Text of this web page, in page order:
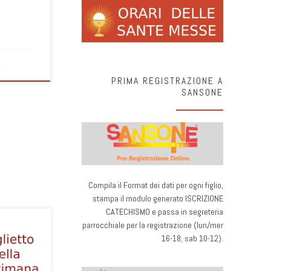
PRIMA REGISTRAZIONE A
SANSONE
Compila il Format dei dati per ogni figlio,
stampa il modulo generato ISCRIZIONE
CATECHISMO e passa in segreteria
parrocchiale per la registrazione (lun/mer
16-18; sab 10-12).